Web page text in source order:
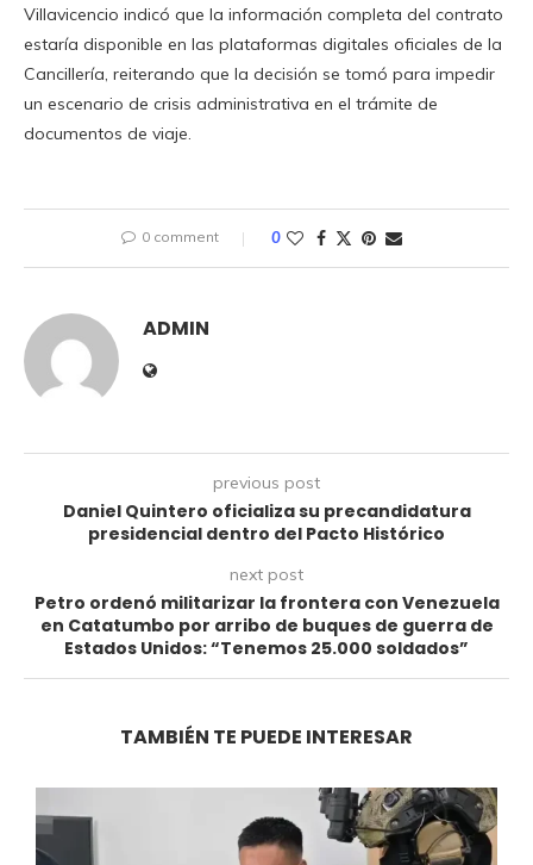
Villavicencio indicó que la información completa del contrato
estaría disponible en las plataformas digitales oficiales de la
Cancillería, reiterando que la decisión se tomó para impedir
un escenario de crisis administrativa en el trámite de
documentos de viaje.
0 comment 0
ADMIN
previous post
Daniel Quintero oficializa su precandidatura
presidencial dentro del Pacto Histórico
next post
Petro ordenó militarizar la frontera con Venezuela
en Catatumbo por arribo de buques de guerra de
Estados Unidos: “Tenemos 25.000 soldados”
TAMBIÉN TE PUEDE INTERESAR